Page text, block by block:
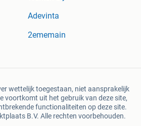
Adevinta
2ememain
wettelijk toegestaan, niet aansprakelijk
voortkomt uit het gebruik van deze site,
functionaliteiten op deze site.
B.V. Alle rechten voorbehouden.